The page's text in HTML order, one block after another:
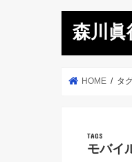
森川
HOME タ
モバイ